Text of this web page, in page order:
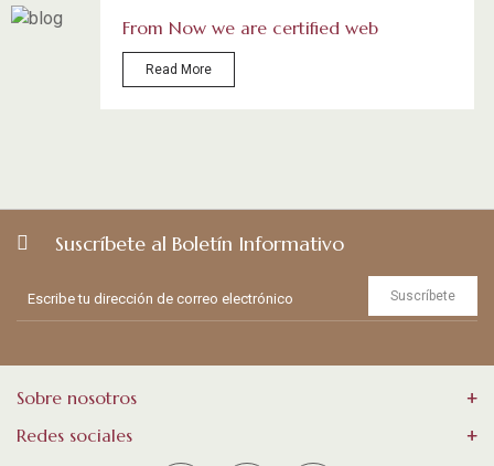
From Now we are certified web
Read More
Suscríbete al Boletín Informativo
Sobre nosotros
Redes sociales